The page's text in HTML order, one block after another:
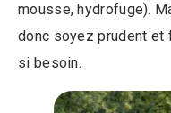
mousse, hydrofuge).
donc soyez prudent
si besoin.